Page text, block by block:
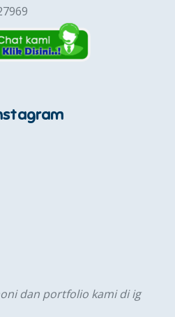
dan portfolio kami di ig